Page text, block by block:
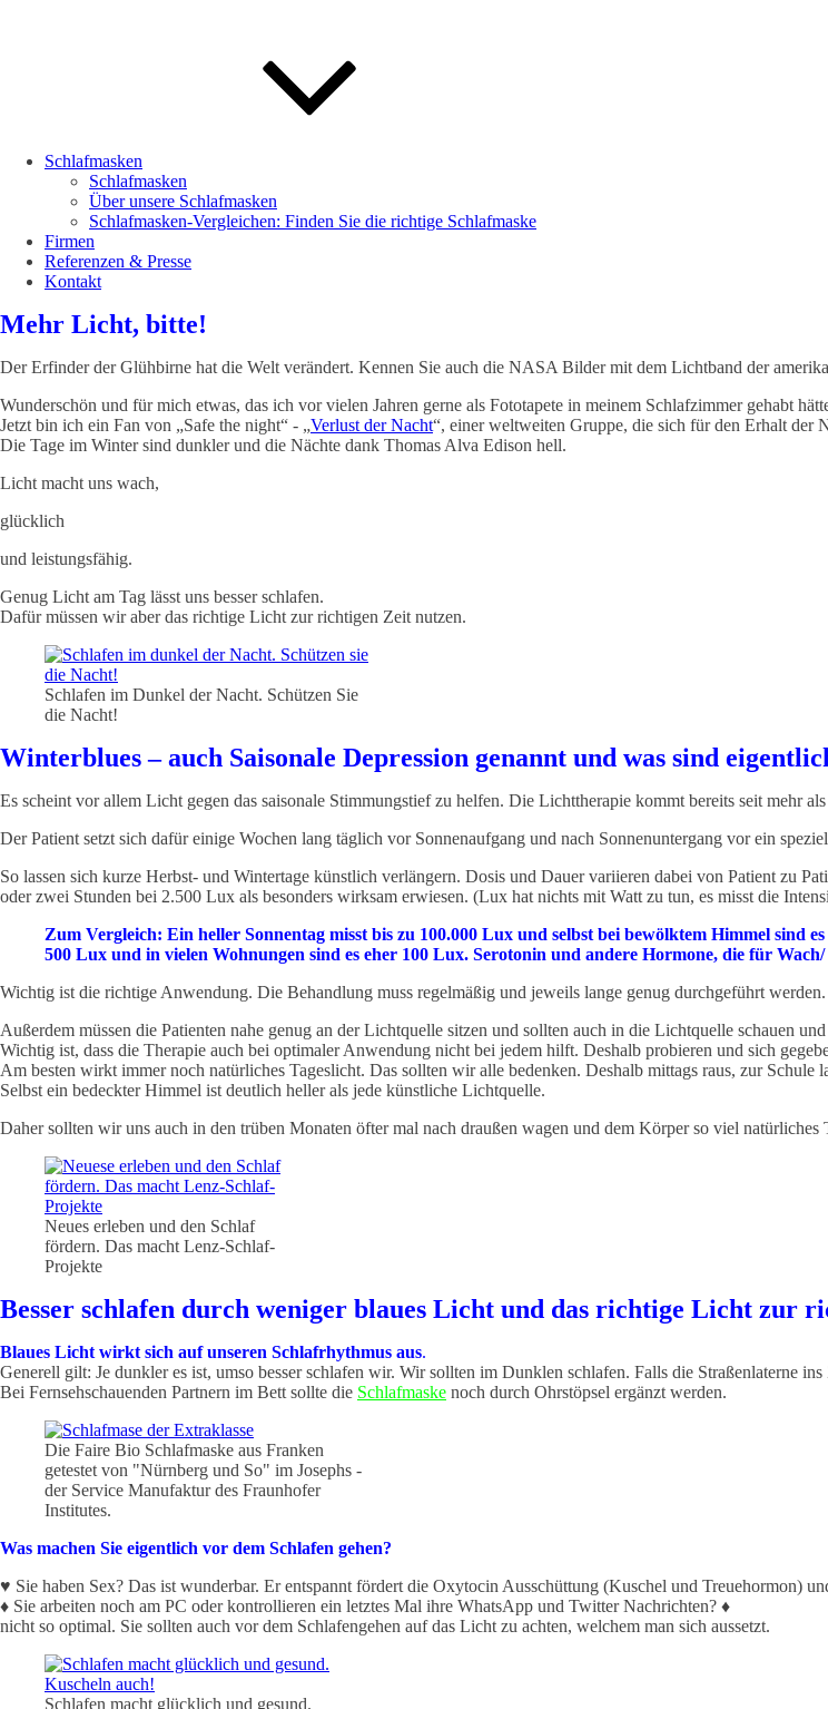
Schlafmasken
Schlafmasken
Über unsere Schlafmasken
Schlafmasken-Vergleichen: Finden Sie die richtige Schlafmaske
Firmen
Referenzen & Presse
Kontakt
Mehr Licht, bitte!
Der Erfinder der Glühbirne hat die Welt verändert. Kennen Sie auch die NASA Bilder mit dem Lichtband der
Wunderschön und für mich etwas, das ich vor vielen Jahren gerne als Fototapete in meinem Schlafzimmer gehabt
Jetzt bin ich ein Fan von „Safe the night“ - „Verlust der Nacht“, einer weltweiten Gruppe, die sich für den Erhalt der
Die Tage im Winter sind dunkler und die Nächte dank Thomas Alva Edison hell.
Licht macht uns wach,
glücklich
und leistungsfähig.
Genug Licht am Tag lässt uns besser schlafen.
Dafür müssen wir aber das richtige Licht zur richtigen Zeit nutzen.
Schlafen im Dunkel der Nacht. Schützen Sie
die Nacht!
Winterblues – auch Saisonale Depression genannt und was sind
Es scheint vor allem Licht gegen das saisonale Stimmungstief zu helfen. Die Lichttherapie kommt bereits seit mehr
Der Patient setzt sich dafür einige Wochen lang täglich vor Sonnenaufgang und nach Sonnenuntergang vor ein
So lassen sich kurze Herbst- und Wintertage künstlich verlängern. Dosis und Dauer variieren dabei von Patient zu
oder zwei Stunden bei 2.500 Lux als besonders wirksam erwiesen. (Lux hat nichts mit Watt zu tun, es misst die
Zum Vergleich: Ein heller Sonnentag misst bis zu 100.000 Lux und selbst bei bewölktem Himmel sind
500 Lux und in vielen Wohnungen sind es eher 100 Lux. Serotonin und andere Hormone, die für
Wichtig ist die richtige Anwendung. Die Behandlung muss regelmäßig und jeweils lange genug durchgeführt werden.
Außerdem müssen die Patienten nahe genug an der Lichtquelle sitzen und sollten auch in die Lichtquelle schauen
Wichtig ist, dass die Therapie auch bei optimaler Anwendung nicht bei jedem hilft. Deshalb probieren und sich
Am besten wirkt immer noch natürliches Tageslicht. Das sollten wir alle bedenken. Deshalb mittags raus, zur
Selbst ein bedeckter Himmel ist deutlich heller als jede künstliche Lichtquelle.
Daher sollten wir uns auch in den trüben Monaten öfter mal nach draußen wagen und dem Körper so viel natürliches
Neues erleben und den Schlaf
fördern. Das macht Lenz-Schlaf-
Projekte
Besser schlafen durch weniger blaues Licht und das richtige Licht zur
Blaues Licht wirkt sich auf unseren Schlafrhythmus aus.
Generell gilt: Je dunkler es ist, umso besser schlafen wir. Wir sollten im Dunklen schlafen. Falls die Straßenlaterne
Bei Fernsehschauenden Partnern im Bett sollte die Schlafmaske noch durch Ohrstöpsel ergänzt werden.
Die Faire Bio Schlafmaske aus Franken
getestet von "Nürnberg und So" im Josephs -
der Service Manufaktur des Fraunhofer
Institutes.
Was machen Sie eigentlich vor dem Schlafen gehen?
♥ Sie haben Sex? Das ist wunderbar. Er entspannt fördert die Oxytocin Ausschüttung (Kuschel und Treuehormon)
♦ Sie arbeiten noch am PC oder kontrollieren ein letztes Mal ihre WhatsApp und Twitter Nachrichten? ♦
nicht so optimal. Sie sollten auch vor dem Schlafengehen auf das Licht zu achten, welchem man sich aussetzt.
Schlafen macht glücklich und gesund.